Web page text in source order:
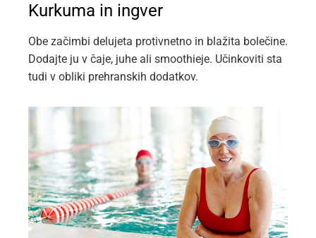
Kurkuma in ingver
Obe začimbi delujeta protivnetno in blažita bolečine.
Dodajte ju v čaje, juhe ali smoothieje. Učinkoviti sta
tudi v obliki prehranskih dodatkov.